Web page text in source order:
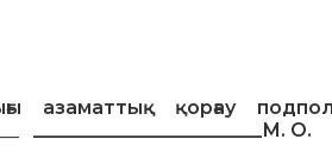
азаматтық қорғау
________________________М. О.